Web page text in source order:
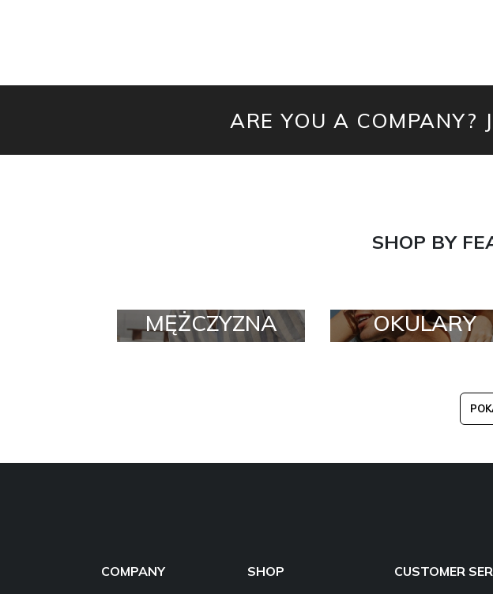
ARE YOU A COMPANY?
SHOP BY
MĘŻCZYZNA OKULARY
COMPANY SHOP CUSTOMER